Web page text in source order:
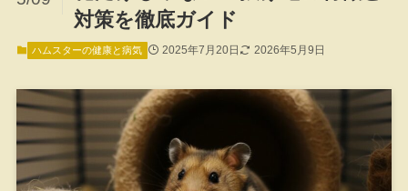
対策を徹底ガイド
ハムスターの健康と病気 2025年7月20日 2026年5月9日